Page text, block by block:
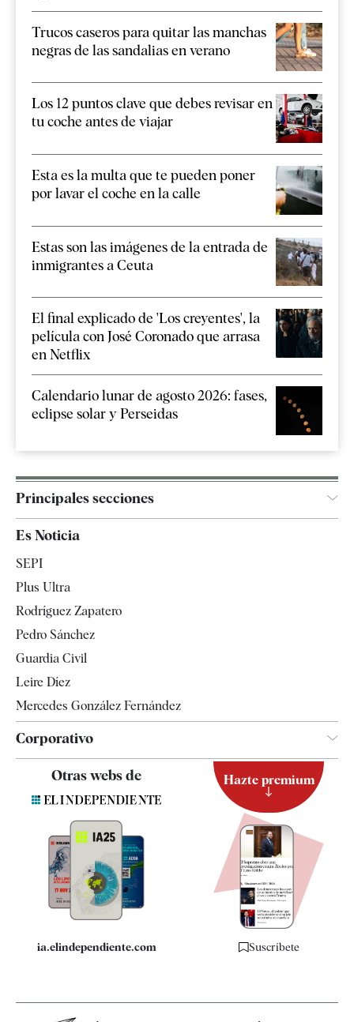
Trucos caseros para quitar las manchas
negras de las sandalias en verano
Los 12 puntos clave que debes revisar en
tu coche antes de viajar
Esta es la multa que te pueden poner
por lavar el coche en la calle
Estas son las imágenes de la entrada de
inmigrantes a Ceuta
El final explicado de 'Los creyentes', la
película con José Coronado que arrasa
en Netflix
Calendario lunar de agosto 2026: fases,
eclipse solar y Perseidas
Principales secciones
Televisión
Es Noticia
SEPI
Plus Ultra
Rodríguez Zapatero
Pedro Sánchez
Guardia Civil
Leire Díez
Mercedes González Fernández
Corporativo
Quiénes somos
Especificaciones
Otras webs de
ia.elindependiente.com
Hazte premium
Suscríbete